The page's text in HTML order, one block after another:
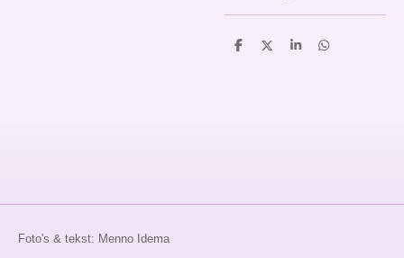
D
D
S
D
Foto's & tekst: Menno Idema